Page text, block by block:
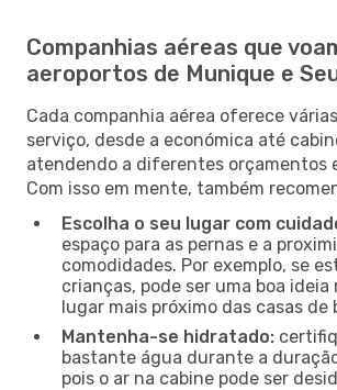
Companhias aéreas que
aeroportos de Munique e
Cada companhia aérea oferece
serviço, desde a económica até
atendendo a diferentes orçamentos
Com isso em mente, também
Escolha o seu lugar com
espaço para as pernas e a
comodidades. Por exemplo, se
crianças, pode ser uma boa ideia
lugar mais próximo das casas de
Mantenha-se hidratado:
bastante água durante a
pois o ar na cabine pode ser